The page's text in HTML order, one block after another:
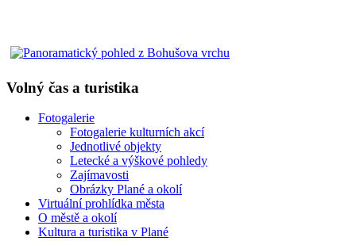
Volný čas a turistika
Fotogalerie
Fotogalerie kulturních akcí
Jednotlivé objekty
Letecké a výškové pohledy
Zajímavosti
Obrázky Plané a okolí
Virtuální prohlídka města
O městě a okolí
Kultura a turistika v Plané